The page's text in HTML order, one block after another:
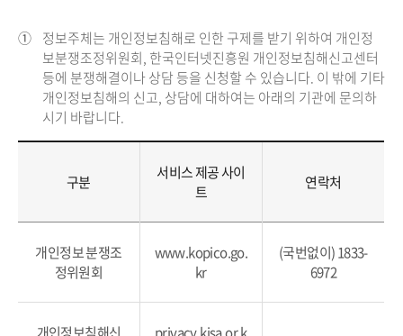
① 정보주체는 개인정보침해로 인한 구제를 받기 위하여 개인정
보분쟁조정위원회, 한국인터넷진흥원 개인정보침해신고센터
등에 분쟁해결이나 상담 등을 신청할 수 있습니다. 이 밖에 기타
개인정보침해의 신고, 상담에 대하여는 아래의 기관에 문의하
시기 바랍니다.
구분
서비스 제공 사이
트
연락처
개인정보 분쟁조
정위원회
www.kopico.go.
kr
(국번없이) 1833-
6972
개인정보침해신 privacy.kisa.or.k